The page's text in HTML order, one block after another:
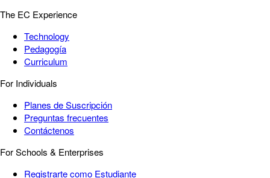
The EC Experience
Technology
Pedagogía
Curriculum
For Individuals
Planes de Suscripción
Preguntas frecuentes
Contáctenos
For Schools & Enterprises
Registrarte como Estudiante